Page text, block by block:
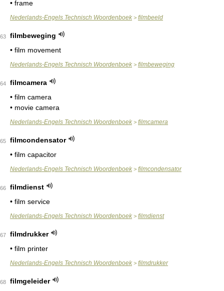
• frame
Nederlands-Engels Technisch Woordenboek > filmbeeld
63
filmbeweging
• film movement
Nederlands-Engels Technisch Woordenboek > filmbeweging
64
filmcamera
• film camera
• movie camera
Nederlands-Engels Technisch Woordenboek > filmcamera
65
filmcondensator
• film capacitor
Nederlands-Engels Technisch Woordenboek > filmcondensator
66
filmdienst
• film service
Nederlands-Engels Technisch Woordenboek > filmdienst
67
filmdrukker
• film printer
Nederlands-Engels Technisch Woordenboek > filmdrukker
68
filmgeleider